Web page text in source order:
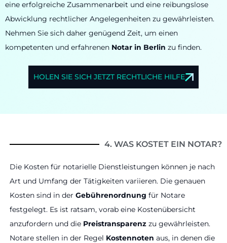
eine erfolgreiche Zusammenarbeit und eine reibungslose
Abwicklung rechtlicher Angelegenheiten zu gewährleisten.
Nehmen Sie sich daher genügend Zeit, um einen
kompetenten und erfahrenen Notar in Berlin zu finden.
HOLEN SIE SICH JETZT RECHTLICHE HILFE
4. WAS KOSTET EIN NOTAR?
Die Kosten für notarielle Dienstleistungen können je nach
Art und Umfang der Tätigkeiten variieren. Die genauen
Kosten sind in der Gebührenordnung für Notare
festgelegt. Es ist ratsam, vorab eine Kostenübersicht
anzufordern und die Preistransparenz zu gewährleisten.
Notare stellen in der Regel Kostennoten aus, in denen die